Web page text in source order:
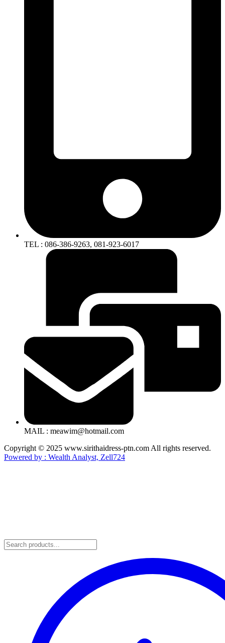
TEL : 086-386-9263, 081-923-6017
MAIL : meawim@hotmail.com
Copyright © 2025 www.sirithaidress-ptn.com All rights reserved.
Powered by : Wealth Analyst, Zell724